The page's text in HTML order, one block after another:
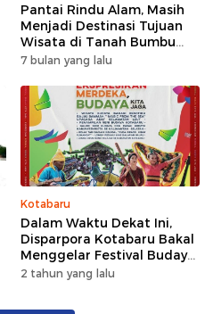
Pantai Rindu Alam, Masih
Menjadi Destinasi Tujuan
Wisata di Tanah Bumbu
dengan Rindangnya Pohon
7 bulan yang lalu
Kotabaru
Dalam Waktu Dekat Ini,
Disparpora Kotabaru Bakal
Menggelar Festival Budaya
Saijaan 2024
2 tahun yang lalu